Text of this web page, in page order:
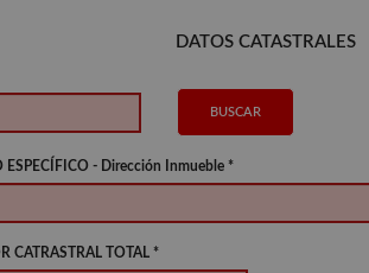
DATOS CATASTRALES
BUSCAR
ESPECÍFICO - Dirección Inmueble *
CATRASTRAL TOTAL *